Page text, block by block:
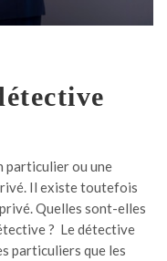
particulier ou une
Il existe toutefois
Quelles sont-elles
? Le détective
particuliers que les